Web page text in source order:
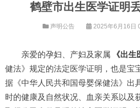
鹤壁市出生医学证明
声明公告 2025年6月16日
亲爱的孕妇、产妇及家属 《出生
健法》规定的法定医学证明，也是宝
据《中华人民共和国母婴保健法》出
时的健康及自然状况、血亲关系以及